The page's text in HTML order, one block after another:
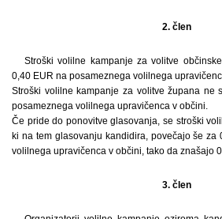
2. člen
Stroški volilne kampanje za volitve
0,40 EUR na posameznega volilnega
Stroški volilne kampanje za volitve župana ne
posameznega volilnega upravičenca v občini.
Če pride do ponovitve glasovanja, se stroški
ki na tem glasovanju kandidira, povečajo še za
volilnega upravičenca v občini, tako da znašajo
3. člen